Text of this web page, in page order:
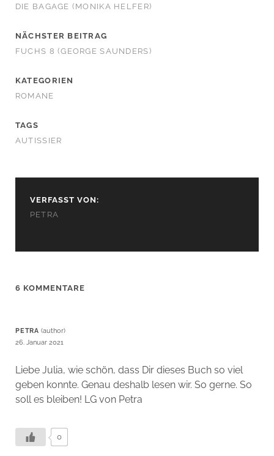
DIE BAGAGE (MONIKA HELFER)
NÄCHSTER BEITRAG
FUCHS 8 (GEORGE SAUNDERS)
KATEGORIEN
ROMANE
TAGS
AUTISSIER
VERFASST VON:
PETRA
6 KOMMENTARE
PETRA
26. Januar 2021
Liebe Julia, wie schön, dass Dir dieses Buch so viel
geben konnte. Genau deshalb lesen wir. So gerne. So
soll es bleiben! LG von Petra
0